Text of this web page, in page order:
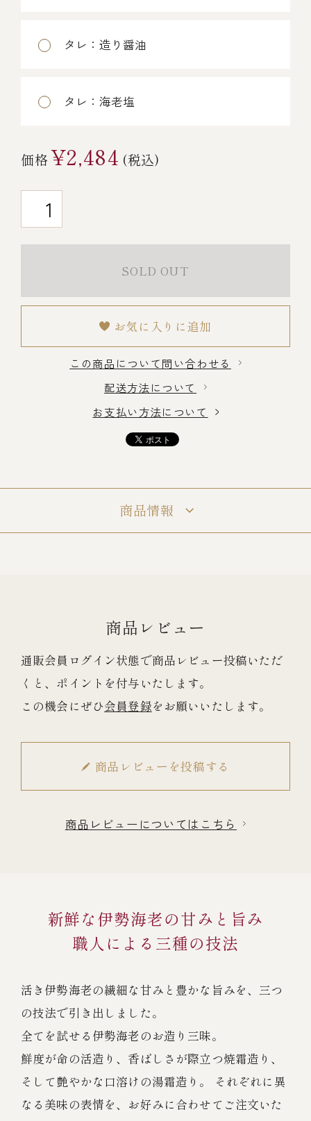
￥20,000～
その他
冷蔵商品一覧
伊勢海老料理一覧
季節限定商品
ご利用ガイド
タレ：造り醤油
タレ：海老塩
価格¥2,484 (税込)
SOLD OUT
お気に入りに追加
この商品について問い合わせる
配送方法について
お支払い方法について
商品情報
商品レビュー
通販会員ログイン状態で商品レビュー投稿いただ
くと、ポイントを付与いたします。
この機会にぜひ会員登録をお願いいたします。
商品レビューを投稿する
商品レビューについてはこちら
新鮮な伊勢海老の甘みと旨み
職人による三種の技法
活き伊勢海老の繊細な甘みと豊かな旨みを、三つ
の技法で引き出しました。
全てを試せる伊勢海老のお造り三昧。
鮮度が命の活造り、香ばしさが際立つ焼霜造り、
そして艶やかな口溶けの湯霜造り。 それぞれに異
なる美味の表情を、お好みに合わせてご注文いた